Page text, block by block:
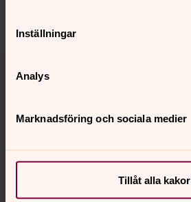
Inställningar
Analys
Marknadsföring och sociala medier
Tillåt alla kakor